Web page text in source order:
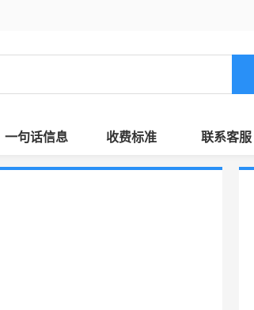
一句话信息 收费标准 联系客服